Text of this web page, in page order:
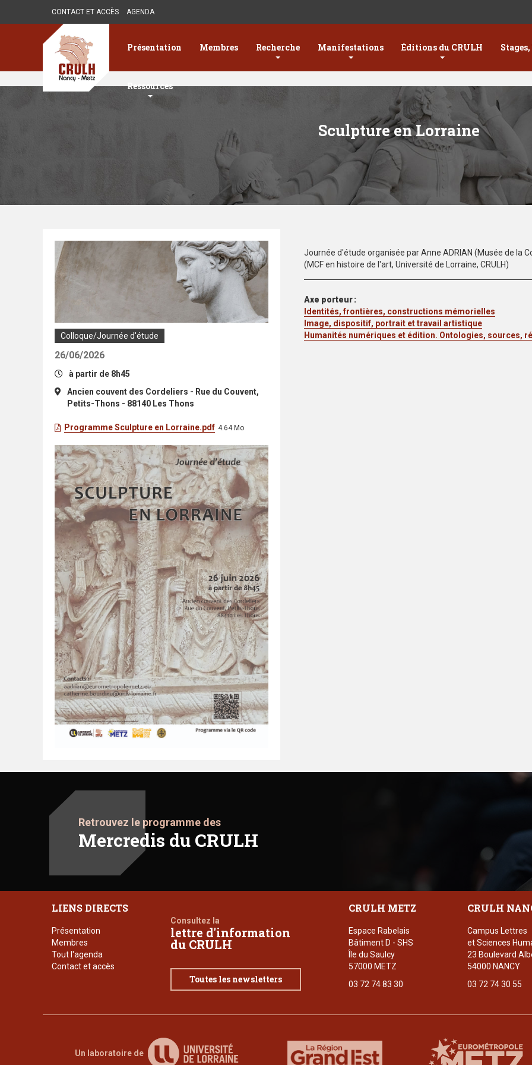
CONTACT ET ACCÈS AGENDA
MAIN
NAVIGATION
Présentation Membres Recherche Manifestations Éditions du CRULH
Ressources
Sculpture en Lorraine
Colloque/Journée d'étude
26/06/2026
à partir de 8h45
Ancien couvent des Cordeliers - Rue du Couvent,
Petits-Thons - 88140 Les Thons
Programme Sculpture en Lorraine.pdf 4.64 Mo
Journée d'étude organisée par Anne ADRIAN (Musée de la
(MCF en histoire de l'art, Université de Lorraine, CRULH)
Axe porteur
Identités, frontières, constructions mémorielles
Image, dispositif, portrait et travail artistique
Humanités numériques et édition. Ontologies, sources,
Retrouvez le programme des
Mercredis du CRULH
LIENS DIRECTS
Présentation
Membres
Tout l'agenda
Contact et accès
Consultez la
lettre d'information
du CRULH
Toutes les newsletters
CRULH METZ
Espace Rabelais
Bâtiment D - SHS
Île du Saulcy
57000 METZ
03 72 74 83 30
CRULH
Campus Lettres
et Sciences
23 Boulevard
54000 NANCY
03 72 74 30 55
Un laboratoire de